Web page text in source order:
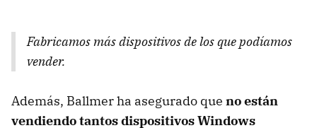
Fabricamos más dispositivos de los que podíamos
vender.
Además, Ballmer ha asegurado que no están
vendiendo tantos dispositivos Windows